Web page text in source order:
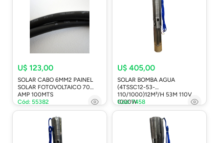
U$ 123,00
SOLAR CABO 6MM2 PAINEL
SOLAR FOTOVOLTAICO 70
AMP 100MTS
Cód: 55382
U$ 405,00
SOLAR BOMBA AGUA
(4TSSC12-53-
110/1000)12M³/H 53M 110V
1000W
Cód: 7458